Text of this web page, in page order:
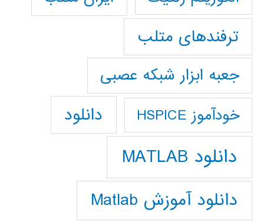
ترفندهای متلب
جعبه ابزار شبکه عصبی
خودآموز HSPICE دانلود
دانلود MATLAB
دانلود آموزش Matlab